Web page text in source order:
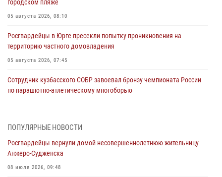
городском пляже
05 августа 2026, 08:10
Росгвардейцы в Юрге пресекли попытку проникновения на
территорию частного домовладения
05 августа 2026, 07:45
Сотрудник кузбасского СОБР завоевал бронзу чемпионата России
по парашютно-атлетическому многоборью
Кузбассовцы высоко оценили качество предоставления
04 августа 2026, 09:42
Росгвардейцы помогли разыскать троих юных путешественников из
ПОПУЛЯРНЫЕ НОВОСТИ
Росгвардейцы вернули домой несовершеннолетнюю жительницу
Анжеро-Судженска
08 июля 2026, 09:48